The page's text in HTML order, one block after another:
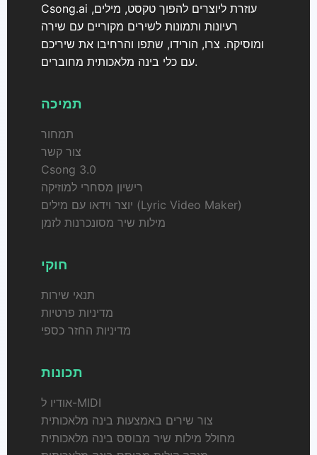
Csong.ai עוזרת ליוצרים להפוך טקסט, מילים,
רעיונות ותמונות לשירים מקוריים עם שירה
ומוסיקה. צרו, הורידו, שתפו והרחיבו את שיריכם
עם כלי בינה מלאכותית מחוברים.
תמיכה
תמחור
צור קשר
Csong 3.0
רישיון מסחרי למוזיקה
יוצר וידאו עם מילים (Lyric Video Maker)
מילות שיר מסונכרנות לזמן
חוקי
תנאי שירות
מדיניות פרטיות
מדיניות החזר כספי
תכונות
אודיו ל-MIDI
צור שירים באמצעות בינה מלאכותית
מחולל מילות שיר מבוסס בינה מלאכותית